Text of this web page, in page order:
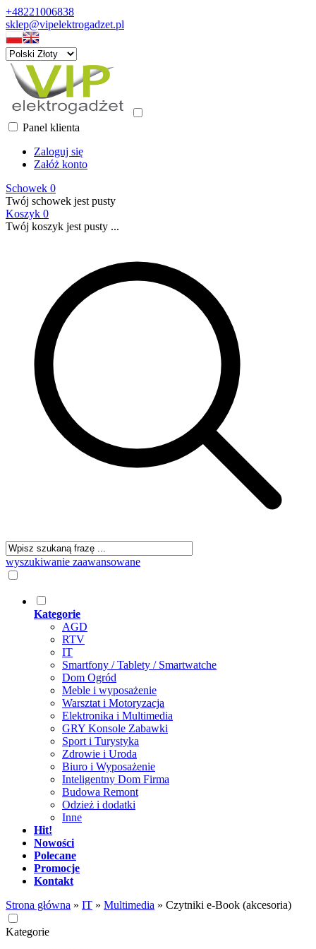
+48221006838
sklep@vipelektrogadzet.pl
Panel klienta
Zaloguj się
Załóż konto
Schowek 0
Twój schowek jest pusty
Koszyk 0
Twój koszyk jest pusty ...
wyszukiwanie zaawansowane
Kategorie
AGD
RTV
IT
Smartfony / Tablety / Smartwatche
Dom Ogród
Meble i wyposażenie
Warsztat i Motoryzacja
Elektronika i Multimedia
GRY Konsole Zabawki
Sport i Turystyka
Zdrowie i Uroda
Biuro i Wyposażenie
Inteligentny Dom Firma
Budowa Remont
Odzież i dodatki
Inne
Hit!
Nowości
Polecane
Promocje
Kontakt
Strona główna » IT » Multimedia » Czytniki e-Book (akcesoria)
Kategorie